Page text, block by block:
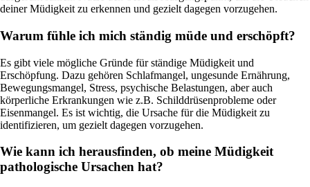
deiner Müdigkeit zu erkennen und gezielt dagegen vorzugehen.
Warum fühle ich mich ständig müde und erschöpft?
Es gibt viele mögliche Gründe für ständige Müdigkeit und
Erschöpfung. Dazu gehören Schlafmangel, ungesunde Ernährung,
Bewegungsmangel, Stress, psychische Belastungen, aber auch
körperliche Erkrankungen wie z.B. Schilddrüsenprobleme oder
Eisenmangel. Es ist wichtig, die Ursache für die Müdigkeit zu
identifizieren, um gezielt dagegen vorzugehen.
Wie kann ich herausfinden, ob meine Müdigkeit
pathologische Ursachen hat?